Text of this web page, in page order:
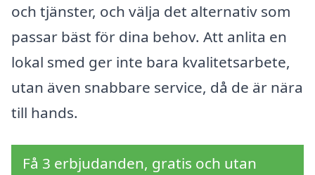
och tjänster, och välja det alternativ som
passar bäst för dina behov. Att anlita en
lokal smed ger inte bara kvalitetsarbete,
utan även snabbare service, då de är nära
till hands.
Få 3 erbjudanden, gratis och utan